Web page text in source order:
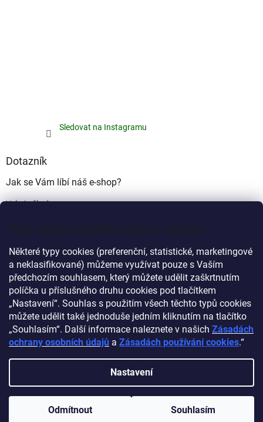
Tato webová stránka používá cookies
Některé typy cookies (preferenční, statistické, marketingové
a neklasifikované) můžeme využívat pouze s Vaším
předchozím souhlasem, který můžete udělit zaškrtnutím
políčka u příslušného druhu cookies pod tlačítkem
„Nastavení“. Souhlas s použitím všech těchto typů cookies
můžete udělit také jednoduše jedním kliknutím na tlačítko
„Souhlasím“. Další informace naleznete v našich Zásadách
ochrany osobních údajů a Zásadách používání cookies.“
Nastavení
Odmítnout Souhlasím
Sledovat na Instagramu
Dotazník
Jak se Vám líbí náš e-shop?
Velmi pěkný
Ujde to
Nelíbí se mi
Počet hlasů:340
Myprovas.cz Obchodnawebu.cz
Vytvořil Shoptet
Copyright 2026Obchodnawebu . Všechna práva vyhrazena.